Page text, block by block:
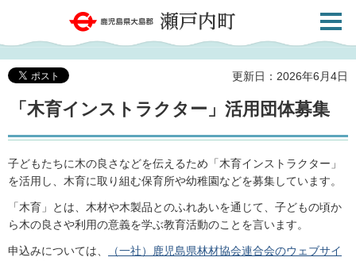
鹿児島県大島郡 瀬戸内町
共通メ
更新日：2026年6月4日
「木育インストラクター」活用団体募集
子どもたちに木の良さなどを伝えるため「木育インストラクター」
を活用し、木育に取り組む保育所や幼稚園などを募集しています。
「木育」とは、木材や木製品とのふれあいを通じて、子どもの頃か
ら木の良さや利用の意義を学ぶ教育活動のことを言います。
申込みについては、
（一社）鹿児島県林材協会連合会のウェブサイ